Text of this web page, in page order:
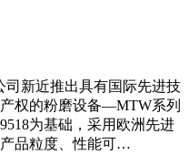
新近推出具有国际先进技
权的粉磨设备—MTW系列
为基础，采用欧洲先进
品粒度、性能可…